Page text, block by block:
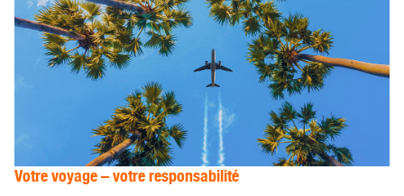
Votre voyage – votre responsabilité